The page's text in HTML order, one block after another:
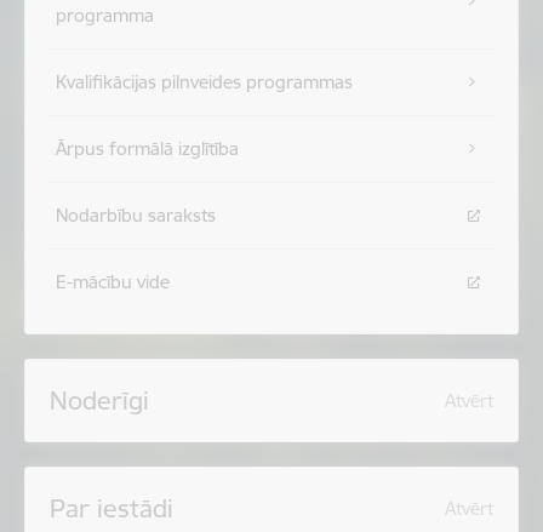
programma
Kvalifikācijas pilnveides programmas
Ārpus formālā izglītība
Nodarbību saraksts
E-mācību vide
Noderīgi Atvērt
Par iestādi Atvērt